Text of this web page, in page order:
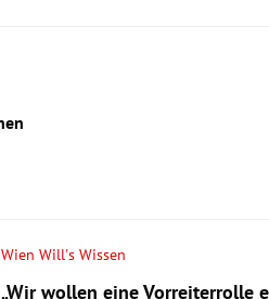
f. Pharmazeutische
Wien Will's Wissen
„Wir wollen eine Vorreiterrolle